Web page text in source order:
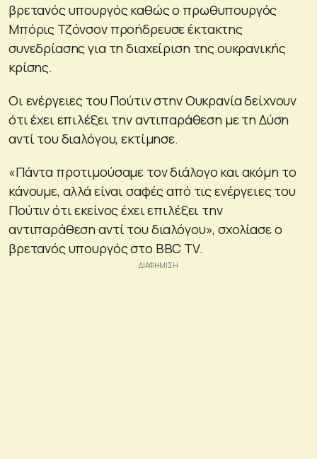
βρετανός υπουργός καθώς ο πρωθυπουργός
Μπόρις Τζόνσον προήδρευσε έκτακτης
συνεδρίασης για τη διαχείριση της ουκρανικής
κρίσης.
Οι ενέργειες του Πούτιν στην Ουκρανία δείχνουν
ότι έχει επιλέξει την αντιπαράθεση με τη Δύση
αντί του διαλόγου, εκτίμησε.
«Πάντα προτιμούσαμε τον διάλογο και ακόμη το
κάνουμε, αλλά είναι σαφές από τις ενέργειες του
Πούτιν ότι εκείνος έχει επιλέξει την
αντιπαράθεση αντί του διαλόγου», σχολίασε ο
βρετανός υπουργός στο BBC TV.